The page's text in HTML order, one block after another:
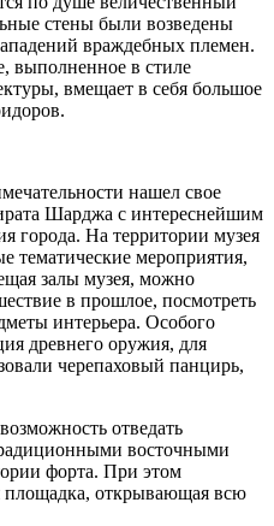
стены были возведены
враждебных племен.
выполненное в стиле
вмещает в себя большое
нашел свое
Шарджа с интереснейшим
города. На территории музея
тематические мероприятия,
залы музея, можно
в прошлое, посмотреть
интерьера. Особого
древнего оружия, для
черепаховый панцирь,
отведать
восточными
форта. При этом
площадка, открывающая всю